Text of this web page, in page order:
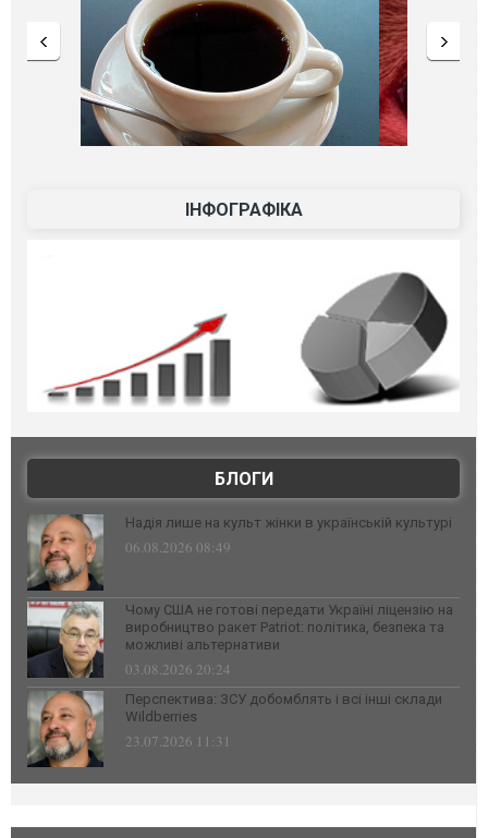
ІНФОГРАФІКА
БЛОГИ
Надія лише на культ жінки в українській культурі
06.08.2026 08:49
Чому США не готові передати Україні ліцензію на
виробництво ракет Patriot: політика, безпека та
можливі альтернативи
03.08.2026 20:24
Перспектива: ЗСУ добомблять і всі інші склади
Wildberries
23.07.2026 11:31